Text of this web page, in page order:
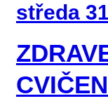
středa